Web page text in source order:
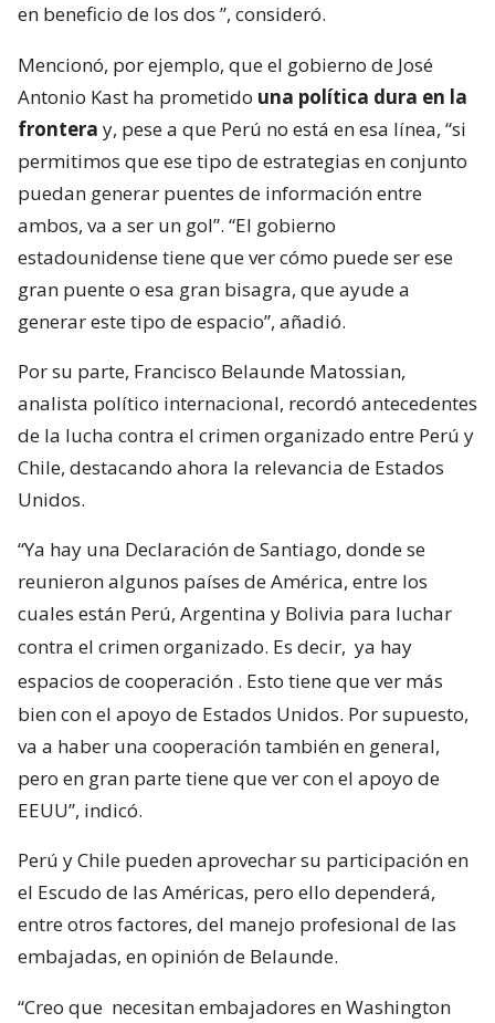
en beneficio de los dos ”, consideró.
Mencionó, por ejemplo, que el gobierno de José
Antonio Kast ha prometido una política dura en la
frontera y, pese a que Perú no está en esa línea, “si
permitimos que ese tipo de estrategias en conjunto
puedan generar puentes de información entre
ambos, va a ser un gol”. “El gobierno
estadounidense tiene que ver cómo puede ser ese
gran puente o esa gran bisagra, que ayude a
generar este tipo de espacio”, añadió.
Por su parte, Francisco Belaunde Matossian,
analista político internacional, recordó antecedentes
de la lucha contra el crimen organizado entre Perú y
Chile, destacando ahora la relevancia de Estados
Unidos.
“Ya hay una Declaración de Santiago, donde se
reunieron algunos países de América, entre los
cuales están Perú, Argentina y Bolivia para luchar
contra el crimen organizado. Es decir, ya hay
espacios de cooperación . Esto tiene que ver más
bien con el apoyo de Estados Unidos. Por supuesto,
va a haber una cooperación también en general,
pero en gran parte tiene que ver con el apoyo de
EEUU”, indicó.
Perú y Chile pueden aprovechar su participación en
el Escudo de las Américas, pero ello dependerá,
entre otros factores, del manejo profesional de las
embajadas, en opinión de Belaunde.
“Creo que necesitan embajadores en Washington